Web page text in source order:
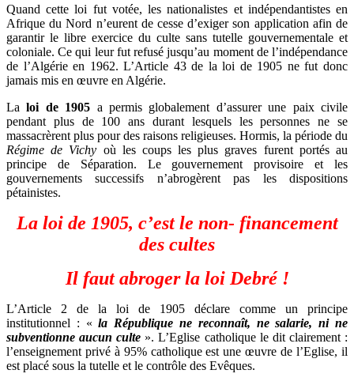
Quand cette loi fut votée, les nationalistes et indépendantistes en
Afrique du Nord n’eurent de cesse d’exiger son application afin de
garantir le libre exercice du culte sans tutelle gouvernementale et
coloniale. Ce qui leur fut refusé jusqu’au moment de l’indépendance
de l’Algérie en 1962. L’Article 43 de la loi de 1905 ne fut donc
jamais mis en œuvre en Algérie.
Laloi de 1905 a permis globalement d’assurer une paix civile
pendant plus de 100 ans durant lesquels les personnes ne se
massacrèrent plus pour des raisons religieuses. Hormis, la période du
Régime de Vichy où les coups les plus graves furent portés au
principe de Séparation. Le gouvernement provisoire et les
gouvernements successifs n’abrogèrent pas les dispositions
pétainistes.
La loi de 1905, c’est le non- financement
des cultes
Il faut abroger la loi Debré !
L’Article 2 de la loi de 1905 déclare comme un principe
institutionnel : «la République ne reconnaît, ne salarie, ni ne
subventionne aucun culte ». L’Eglise catholique le dit clairement :
l’enseignement privé à 95% catholique est une œuvre de l’Eglise, il
est placé sous la tutelle et le contrôle des Evêques.